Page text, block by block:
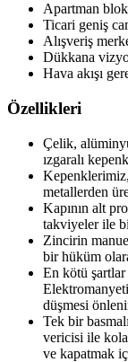
Apartman
Ticari geniş
Alışveriş
Dükkana
Hava akışı
Özellikleri
Çelik,
ızgaralı
metallerden
Kapının alt
takviyeler ile
Zincirin
bir hüküm
En kötü
düşmesi
Tek bir
vericisi ile
ve kapatmak